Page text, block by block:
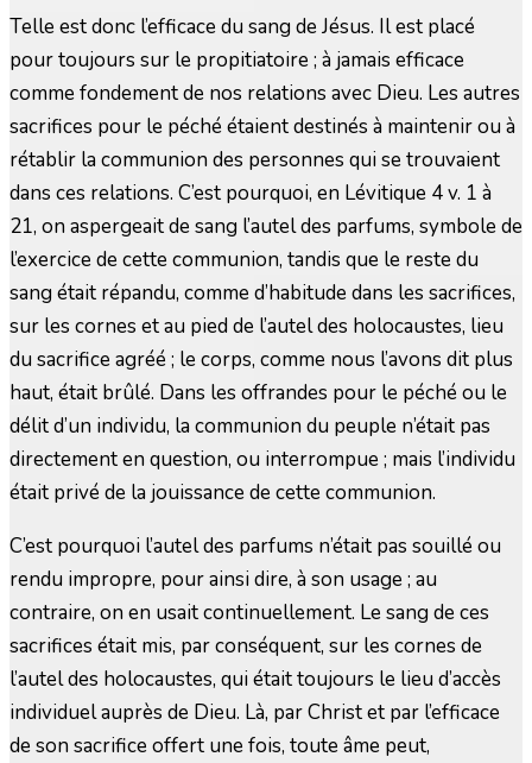
Telle est donc l’efficace du sang de Jésus. Il est placé
pour toujours sur le propitiatoire ; à jamais efficace
comme fondement de nos relations avec Dieu. Les autres
sacrifices pour le péché étaient destinés à maintenir ou à
rétablir la communion des personnes qui se trouvaient
dans ces relations. C’est pourquoi, en Lévitique 4 v. 1 à
21, on aspergeait de sang l’autel des parfums, symbole de
l’exercice de cette communion, tandis que le reste du
sang était répandu, comme d’habitude dans les sacrifices,
sur les cornes et au pied de l’autel des holocaustes, lieu
du sacrifice agréé ; le corps, comme nous l’avons dit plus
haut, était brûlé. Dans les offrandes pour le péché ou le
délit d’un individu, la communion du peuple n’était pas
directement en question, ou interrompue ; mais l’individu
était privé de la jouissance de cette communion.
C’est pourquoi l’autel des parfums n’était pas souillé ou
rendu impropre, pour ainsi dire, à son usage ; au
contraire, on en usait continuellement. Le sang de ces
sacrifices était mis, par conséquent, sur les cornes de
l’autel des holocaustes, qui était toujours le lieu d’accès
individuel auprès de Dieu. Là, par Christ et par l’efficace
de son sacrifice offert une fois, toute âme peut,